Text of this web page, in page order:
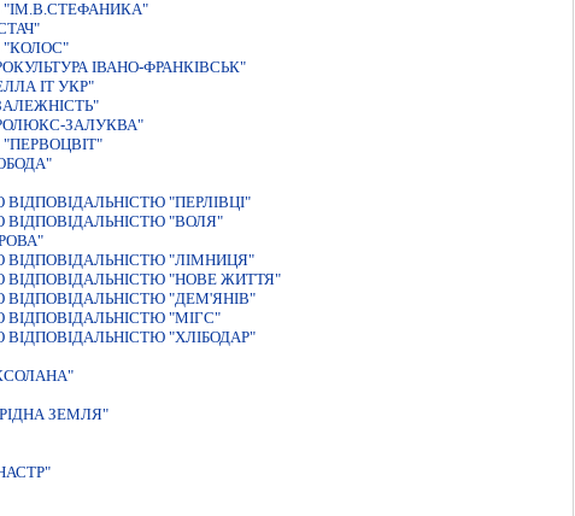
"IМ.В.СТЕФАНИКА"
"КОЛОС"
IВАНО-ФРАНКIВСЬК"
IТ УКР"
ЗАЛУКВА"
ВIДПОВIДАЛЬНIСТЮ "ПЕРЛIВЦI"
"ВОЛЯ"
ВIДПОВIДАЛЬНIСТЮ "ЛIМНИЦЯ"
ВIДПОВIДАЛЬНIСТЮ "НОВЕ ЖИТТЯ"
"ДЕМ'ЯНІВ"
"МІГС"
"ХЛІБОДАР"
ЗЕМЛЯ"